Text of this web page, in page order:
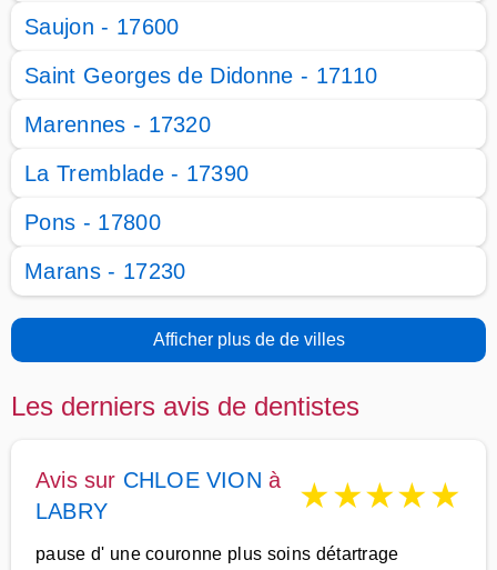
Saujon - 17600
Saint Georges de Didonne - 17110
Marennes - 17320
La Tremblade - 17390
Pons - 17800
Marans - 17230
Afficher plus de de villes
Les derniers avis de dentistes
Avis sur CHLOE VION à
LABRY
★★★★★
pause d' une couronne plus soins détartrage